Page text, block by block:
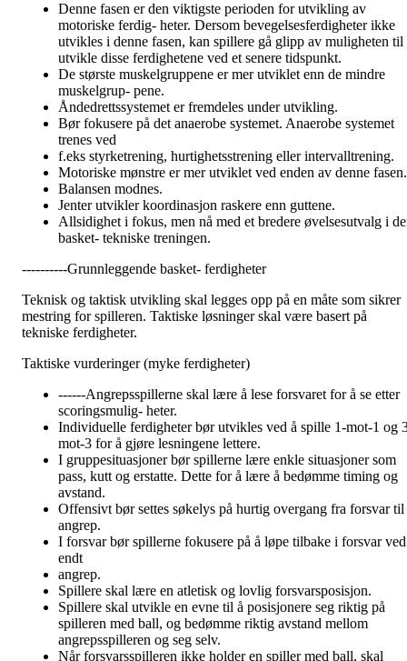
Denne fasen er den viktigste perioden for utvikling av
motoriske ferdig- heter. Dersom bevegelsesferdigheter ikke
utvikles i denne fasen, kan spillere gå glipp av muligheten til
utvikle disse ferdighetene ved et senere tidspunkt.
De største muskelgruppene er mer utviklet enn de mindre
muskelgrup- pene.
Åndedrettssystemet er fremdeles under utvikling.
Bør fokusere på det anaerobe systemet. Anaerobe systemet
trenes ved
f.eks styrketrening, hurtighetsstrening eller intervalltrening.
Motoriske mønstre er mer utviklet ved enden av denne fasen.
Balansen modnes.
Jenter utvikler koordinasjon raskere enn guttene.
Allsidighet i fokus, men nå med et bredere øvelsesutvalg i
basket- tekniske treningen.
----------Grunnleggende basket- ferdigheter
Teknisk og taktisk utvikling skal legges opp på en måte som sikrer
mestring for spilleren. Taktiske løsninger skal være basert på
tekniske ferdigheter.
Taktiske vurderinger (myke ferdigheter)
------Angrepsspillerne skal lære å lese forsvaret for å se etter
scoringsmulig- heter.
Individuelle ferdigheter bør utvikles ved å spille 1-mot-1 og
mot-3 for å gjøre lesningene lettere.
I gruppesituasjoner bør spillerne lære enkle situasjoner som
pass, kutt og erstatte. Dette for å lære å bedømme timing og
avstand.
Offensivt bør settes søkelys på hurtig overgang fra forsvar til
angrep.
I forsvar bør spillerne fokusere på å løpe tilbake i forsvar ved
endt
angrep.
Spillere skal lære en atletisk og lovlig forsvarsposisjon.
Spillere skal utvikle en evne til å posisjonere seg riktig på
spilleren med ball, og bedømme riktig avstand mellom
angrepsspilleren og seg selv.
Når forsvarsspilleren ikke holder en spiller med ball, skal